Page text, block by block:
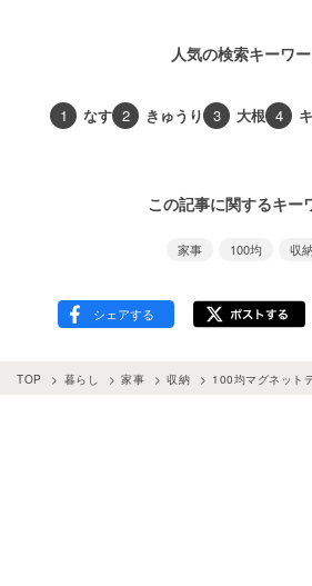
人気の検索キーワ
1 なす 2 きゅうり 3 大根 4
この記事に関するキー
家事 100均 収
TOP 暮らし 家事 収納 100均マグネット